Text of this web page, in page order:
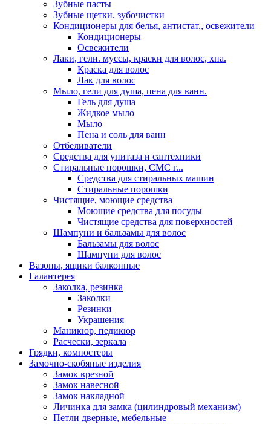
Зубные пасты
Зубные щетки. зубочистки
Кондиционеры для белья, антистат., освежители
Кондиционеры
Освежители
Лаки, гели. муссы, краски для волос, хна.
Краска для волос
Лак для волос
Мыло, гели для душа, пена для ванн.
Гель для душа
Жидкое мыло
Мыло
Пена и соль для ванн
Отбеливатели
Средства для унитаза и сантехники
Стиральные порошки, СМС г...
Средства для стиральных машин
Стиральные порошки
Чистящие, моющие средства
Моющие средства для посуды
Чистящие средства для поверхностей
Шампуни и бальзамы для волос
Бальзамы для волос
Шампуни для волос
Вазоны, ящики балконные
Галантерея
Заколка, резинка
Заколки
Резинки
Украшения
Маникюр, педикюр
Расчески, зеркала
Грядки, компостеры
Замочно-скобяные изделия
Замок врезной
Замок навесной
Замок накладной
Личинка для замка (цилиндровый механизм)
Петли дверные, мебельные